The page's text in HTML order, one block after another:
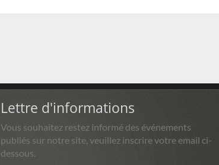
Lettre d'informations
Vous souhaitez restez informé des événements
publiés sur notre site, veuillez inscrire votre email ci-
dessous.